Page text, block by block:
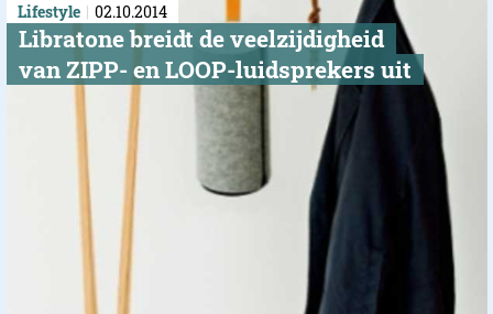
Lifestyle 02.10.2014
Libratone breidt de veelzijdigheid
van ZIPP- en LOOP-luidsprekers uit